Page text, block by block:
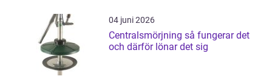
04 juni 2026
Centralsmörjning så fungerar det
och därför lönar det sig